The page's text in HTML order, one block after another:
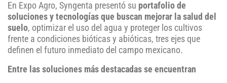
En Expo Agro, Syngenta presentó su portafolio de
soluciones y tecnologías que buscan mejorar la salud del
suelo, optimizar el uso del agua y proteger los cultivos
frente a condiciones bióticas y abióticas, tres ejes que
definen el futuro inmediato del campo mexicano.
Entre las soluciones más destacadas se encuentran